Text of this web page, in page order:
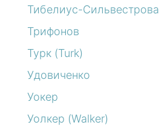
Тибелиус-Сильвестрова
Трифонов
Турк (Turk)
Удовиченко
Уокер
Уолкер (Walker)